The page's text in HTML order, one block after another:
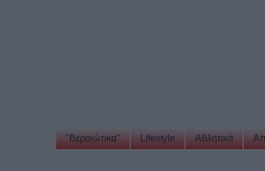
"Βεροιώτικα" Lifestyle Αθλητικά